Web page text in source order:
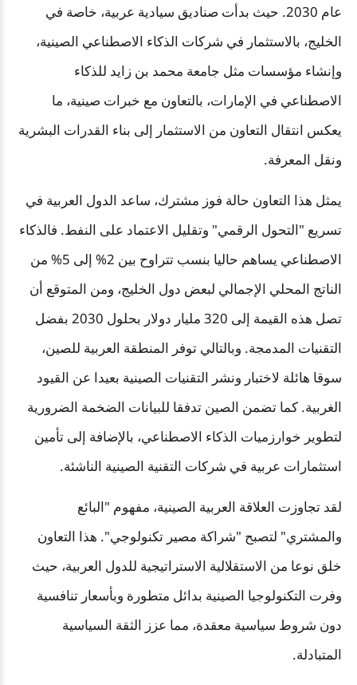
عام 2030. حيث بدأت صناديق سيادية عربية، خاصة في
الخليج، بالاستثمار في شركات الذكاء الاصطناعي الصينية،
وإنشاء مؤسسات مثل جامعة محمد بن زايد للذكاء
الاصطناعي في الإمارات، بالتعاون مع خبرات صينية، ما
يعكس انتقال التعاون من الاستثمار إلى بناء القدرات البشرية
ونقل المعرفة.
يمثل هذا التعاون حالة فوز مشترك، ساعد الدول العربية في
تسريع "التحول الرقمي" وتقليل الاعتماد على النفط. فالذكاء
الاصطناعي يساهم حاليا بنسب تتراوح بين 2% إلى 5% من
الناتج المحلي الإجمالي لبعض دول الخليج، ومن المتوقع أن
تصل هذه القيمة إلى 320 مليار دولار بحلول 2030 بفضل
التقنيات المدمجة. وبالتالي توفر المنطقة العربية للصين،
سوقا هائلة لاختبار ونشر التقنيات الصينية بعيدا عن القيود
الغربية. كما تضمن الصين تدفقا للبيانات الضخمة الضرورية
لتطوير خوارزميات الذكاء الاصطناعي، بالإضافة إلى تأمين
استثمارات عربية في شركات التقنية الصينية الناشئة.
لقد تجاوزت العلاقة العربية الصينية، مفهوم "البائع
والمشتري" لتصبح "شراكة مصير تكنولوجي". هذا التعاون
خلق نوعا من الاستقلالية الاستراتيجية للدول العربية، حيث
وفرت التكنولوجيا الصينية بدائل متطورة وبأسعار تنافسية
دون شروط سياسية معقدة، مما عزز الثقة السياسية
المتبادلة.